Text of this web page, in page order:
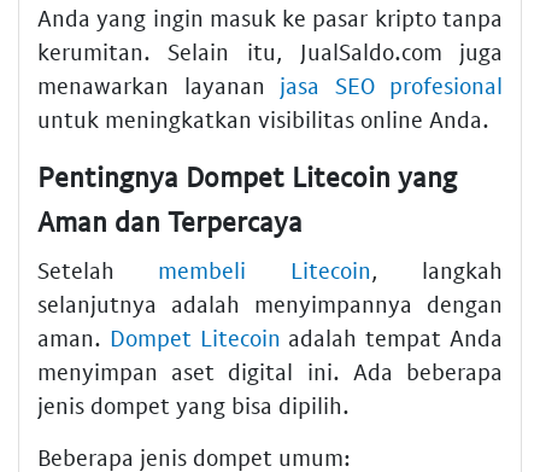
Anda yang ingin masuk ke pasar kripto tanpa
kerumitan. Selain itu, JualSaldo.com juga
menawarkan layanan jasa SEO profesional
untuk meningkatkan visibilitas online Anda.
Pentingnya Dompet Litecoin yang
Aman dan Terpercaya
Setelah membeli Litecoin, langkah
selanjutnya adalah menyimpannya dengan
aman. Dompet Litecoin adalah tempat Anda
menyimpan aset digital ini. Ada beberapa
jenis dompet yang bisa dipilih.
Beberapa jenis dompet umum: